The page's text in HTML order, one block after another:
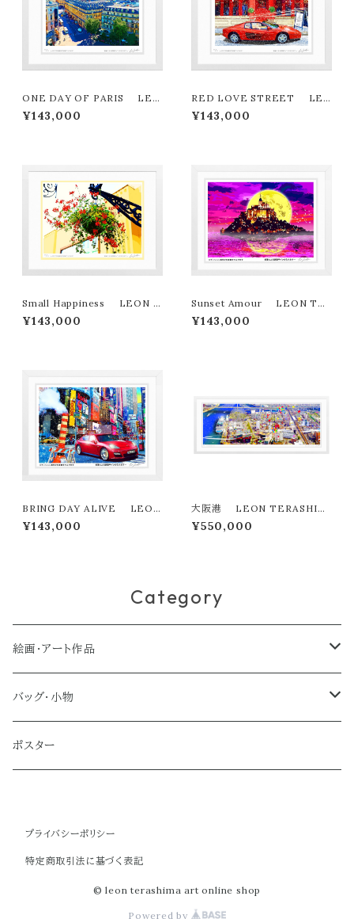
ONE DAY OF PARIS LEO
N TERASHIMA版画作品180
作限定
¥143,000
RED LOVE STREET LEO
N TERASHIMA版画作品180
作限定
¥143,000
Small Happiness LEON T
ERASHIMA版画作品180作限
定
¥143,000
Sunset Amour LEON TE
RASHIMA版画作品180作限定
¥143,000
BRING DAY ALIVE LEON
TERASHIMA版画作品180作
限定
¥143,000
大阪港 LEON TERASHIM
A版画作品７７作限定（オンライン
限定特典付き作品〉
¥550,000
Category
絵画・アート作品
大型作品
ノーマルサイズ（約Ａ２サイズ）
スモールサイズ
バッグ・小物
トートバッグ
ショルダーバッグ
ポスター
プライバシーポリシー
特定商取引法に基づく表記
© leon terashima art online shop
Powered by